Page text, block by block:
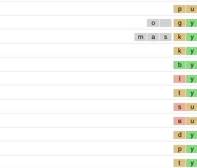
p u
o g y
m a s k y
k y
b y
l y
t y
s u
ʁ u
d y
p y
t y